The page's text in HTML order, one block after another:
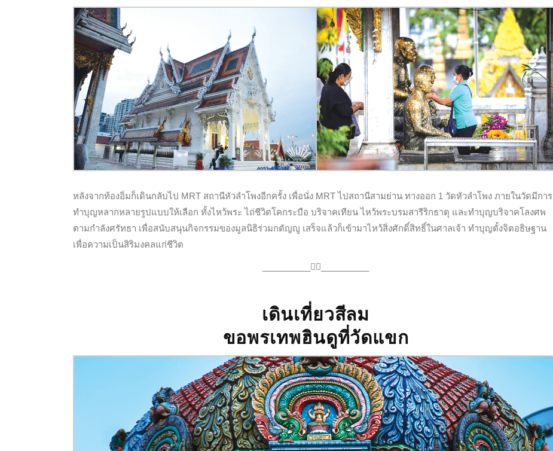
หลังจากท้องอิ่มก็เดินกลับไป MRT สถานีหัวลำโพงอีกครั้ง เพื่อนั่ง MRT ไปสถานีสามย่าน ทางออก 1 วัดหัวลำโพง ภายในวัดมีการ
ทำบุญหลากหลายรูปแบบให้เลือก ทั้งไหว้พระ ไถ่ชีวิตโคกระบือ บริจาคเทียน ไหว้พระบรมสารีริกธาตุ และทำบุญบริจาคโลงศพ
ตามกำลังศรัทธา เพื่อสนับสนุนกิจกรรมของมูลนิธิร่วมกตัญญู เสร็จแล้วก็เข้ามาไหว้สิ่งศักดิ์สิทธิ์ในศาลเจ้า ทำบุญตั้งจิตอธิษฐาน
เพื่อความเป็นสิริมงคลแก่ชีวิต
🚶‍♂️__________
เดินเที่ยวสีลม
ขอพรเทพฮินดูที่วัดแขก